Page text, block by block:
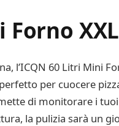
Forno XXL
l’ICQN 60 Litri Mini
per cuocere
di monitorare i
la pulizia sarà un